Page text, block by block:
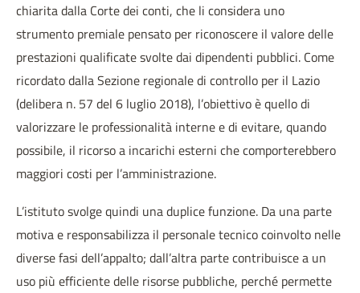
chiarita dalla Corte dei conti, che li considera uno
strumento premiale pensato per riconoscere il valore delle
prestazioni qualificate svolte dai dipendenti pubblici. Come
ricordato dalla Sezione regionale di controllo per il Lazio
(delibera n. 57 del 6 luglio 2018), l’obiettivo è quello di
valorizzare le professionalità interne e di evitare, quando
possibile, il ricorso a incarichi esterni che comporterebbero
maggiori costi per l’amministrazione.
L’istituto svolge quindi una duplice funzione. Da una parte
motiva e responsabilizza il personale tecnico coinvolto nelle
diverse fasi dell’appalto; dall’altra parte contribuisce a un
uso più efficiente delle risorse pubbliche, perché permette